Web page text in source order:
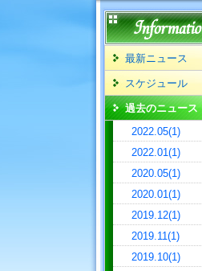
最新ニュース
スケジュール
過去のニュース
2022.05(1)
2022.01(1)
2020.05(1)
2020.01(1)
2019.12(1)
2019.11(1)
2019.10(1)